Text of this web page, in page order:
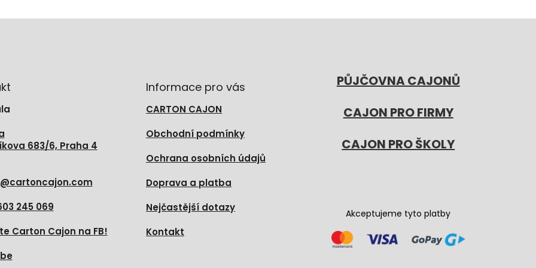
683/6, Praha 4
@cartoncajon.com
245 069
Carton Cajon na FB!
Informace pro vás
CARTON CAJON
Obchodní podmínky
Ochrana osobních údajů
Doprava a platba
Nejčastější dotazy
Kontakt
PŮJČOVNA CAJONŮ
CAJON PRO FIRMY
CAJON PRO ŠKOLY
Akceptujeme tyto platby